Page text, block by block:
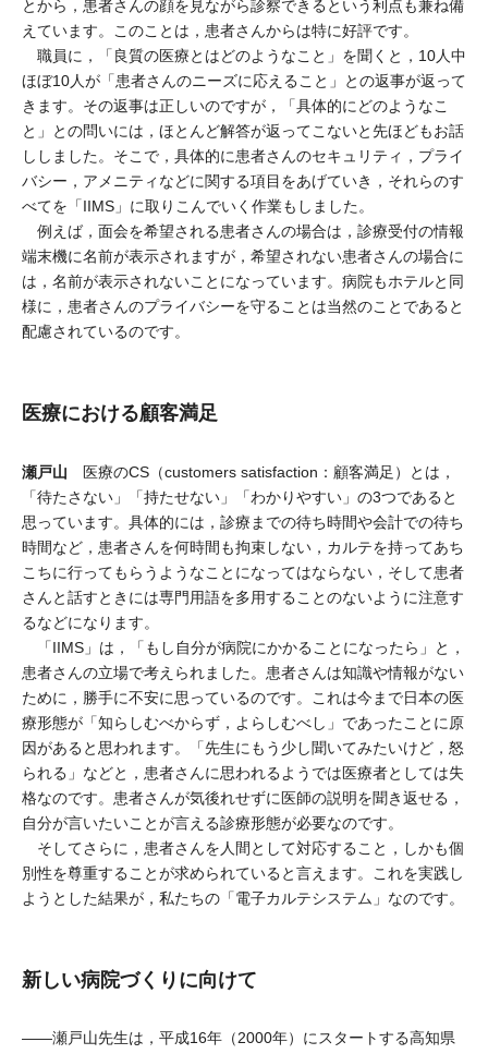
とから，患者さんの顔を見ながら診察できるという利点も兼ね備
えています。このことは，患者さんからは特に好評です。
職員に，「良質の医療とはどのようなこと」を聞くと，10人中
ほぼ10人が「患者さんのニーズに応えること」との返事が返って
きます。その返事は正しいのですが，「具体的にどのようなこ
と」との問いには，ほとんど解答が返ってこないと先ほどもお話
ししました。そこで，具体的に患者さんのセキュリティ，プライ
バシー，アメニティなどに関する項目をあげていき，それらのす
べてを「IIMS」に取りこんでいく作業もしました。
例えば，面会を希望される患者さんの場合は，診療受付の情報
端末機に名前が表示されますが，希望されない患者さんの場合に
は，名前が表示されないことになっています。病院もホテルと同
様に，患者さんのプライバシーを守ることは当然のことであると
配慮されているのです。
医療における顧客満足
瀬戸山 医療のCS（customers satisfaction：顧客満足）とは，
「待たさない」「持たせない」「わかりやすい」の3つであると
思っています。具体的には，診療までの待ち時間や会計での待ち
時間など，患者さんを何時間も拘束しない，カルテを持ってあち
こちに行ってもらうようなことになってはならない，そして患者
さんと話すときには専門用語を多用することのないように注意す
るなどになります。
「IIMS」は，「もし自分が病院にかかることになったら」と，
患者さんの立場で考えられました。患者さんは知識や情報がない
ために，勝手に不安に思っているのです。これは今まで日本の医
療形態が「知らしむべからず，よらしむべし」であったことに原
因があると思われます。「先生にもう少し聞いてみたいけど，怒
られる」などと，患者さんに思われるようでは医療者としては失
格なのです。患者さんが気後れせずに医師の説明を聞き返せる，
自分が言いたいことが言える診療形態が必要なのです。
そしてさらに，患者さんを人間として対応すること，しかも個
別性を尊重することが求められていると言えます。これを実践し
ようとした結果が，私たちの「電子カルテシステム」なのです。
新しい病院づくりに向けて
――瀬戸山先生は，平成16年（2000年）にスタートする高知県